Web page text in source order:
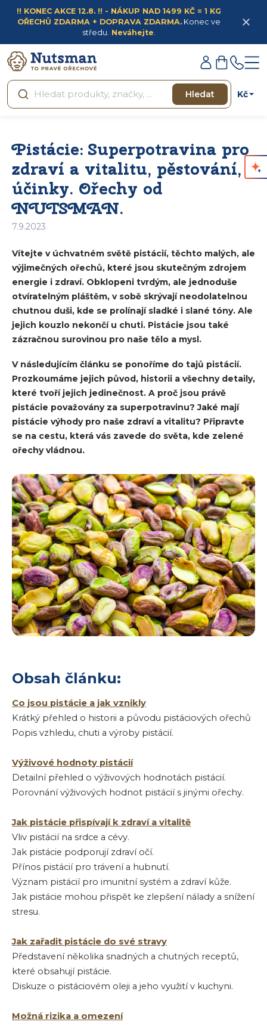
obsah
!! KONEC AKCE 12.8. !! - NÁKUP NAD 1499 KČ = 1 KG
OŘECHŮ ZDARMA + DOPRAVA ZDARMA.Konec ve
středu. Neváhejte.
Hledat Kč
Přihlášení
Nákupní
košík
Pistácie: Superpotravina pro
zdraví a vitalitu, pěstování,
účinky. Ořechy od
NUTSMAN.
7.9.2023
Vítejte v úchvatném světě pistácií, těchto malých, ale
výjimečných ořechů, které jsou skutečným zdrojem
energie i zdraví. Obklopeni tvrdým, ale jednoduše
otvíratelným pláštěm, v sobě skrývají neodolatelnou
chutnou duši, kde se prolínají sladké i slané tóny. Ale
jejich kouzlo nekončí u chuti. Pistácie jsou také
zázračnou surovinou pro naše tělo a mysl.
V následujícím článku se ponoříme do tajů pistácií.
Prozkoumáme jejich původ, historii a všechny detaily,
které tvoří jejich jedinečnost. A proč jsou právě
pistácie považovány za superpotravinu? Jaké mají
pistácie výhody pro naše zdraví a vitalitu? Připravte
se na cestu, která vás zavede do světa, kde zelené
ořechy vládnou.
Obsah článku:
Co jsou pistácie a jak vznikly
Krátký přehled o historii a původu pistáciových ořechů
Popis vzhledu, chuti a výroby pistácií.
Výživové hodnoty pistácií
Detailní přehled o výživových hodnotách pistácií.
Porovnání výživových hodnot pistácií s jinými ořechy.
Jak pistácie přispívají k zdraví a vitalitě
Vliv pistácií na srdce a cévy.
Jak pistácie podporují zdraví očí.
Přínos pistácií pro trávení a hubnutí.
Význam pistácií pro imunitní systém a zdraví kůže.
Jak pistácie mohou přispět ke zlepšení nálady a snížení
stresu.
Jak zařadit pistácie do své stravy
Představení několika snadných a chutných receptů,
které obsahují pistácie.
Diskuze o pistáciovém oleji a jeho využití v kuchyni.
Možná rizika a omezení